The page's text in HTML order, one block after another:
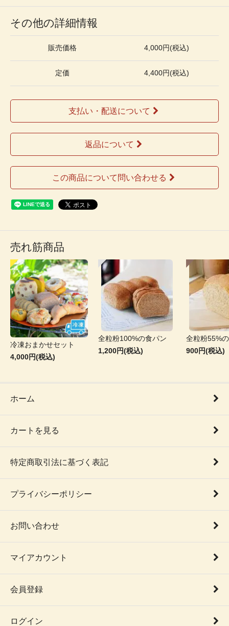
その他の詳細情報
販売価格 4,000円(税込)
定価 4,400円(税込)
支払い・配送について
返品について
この商品について問い合わせる
売れ筋商品
冷凍おまかせセット
4,000円(税込)
全粒粉100%の食パン
1,200円(税込)
全粒粉55%
900円(税込)
ホーム
カートを見る
特定商取引法に基づく表記
プライバシーポリシー
お問い合わせ
マイアカウント
会員登録
ログイン